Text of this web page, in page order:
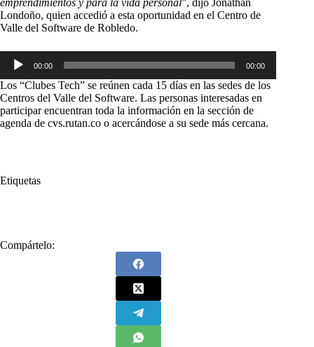
emprendimientos y para la vida personal”, dijo Jonathan
Londoño, quien accedió a esta oportunidad en el Centro de
Valle del Software de Robledo.
Reproductor
audio
00:00 00:00
Los “Clubes Tech” se reúnen cada 15 días en las sedes de los
Centros del Valle del Software. Las personas interesadas en
participar encuentran toda la información en la sección de
agenda de cvs.rutan.co o acercándose a su sede más cercana.
Etiquetas
Compártelo: